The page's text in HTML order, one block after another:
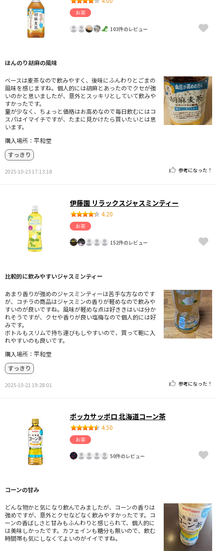
お茶
103件のレビュー
ほんのり胡麻の風味
ベースは麦茶なので飲みやすく、後味にふんわりとごまの
風味を感じますね。個人的には胡麻とあったのでクセが強
いのかと思いましたが、意外とスッキリとしていて飲みや
すかったです。
量が少なく、ちょっと価格はお高めなので毎日飲むにはコ
スパはイマイチですが、たまに見かけたら買いたいとは思
います。
購入場所：平和堂
すっきり
2025-10-23 17:13:18 参考になった！
伊藤園 リラックスジャスミンティー
4.20
お茶
152件のレビュー
比較的に飲みやすいジャスミンティー
あまり香りが強めのジャスミンティーは苦手な方なのです
が、コチラの商品はジャスミンの香りが軽めなので飲みや
すいのが良いですね。風味が軽めな点は好ききはいは分か
れそうですが、クセや香りが良い塩梅なので個人的には好
みです。
ボトルもスリムで持ち運びもしやすいので、買って鞄に入
れやすいのも良いです。
購入場所：平和堂
すっきり
2025-10-21 19:28:01 参考になった！
ポッカサッポロ 北海道コーン茶
4.50
お茶
50件のレビュー
コーンの甘み
どんな物かと気になり飲んでみましたが、コーンの香りは
強めですが、意外とクセなどなく飲みやすかったです。コ
ーンの香ばしさと甘みもふんわりと感じられて、個人的に
は美味しかったです。カフェインも糖分も無いので、飲む
時間帯も気にしなくてよいのがイイですね。